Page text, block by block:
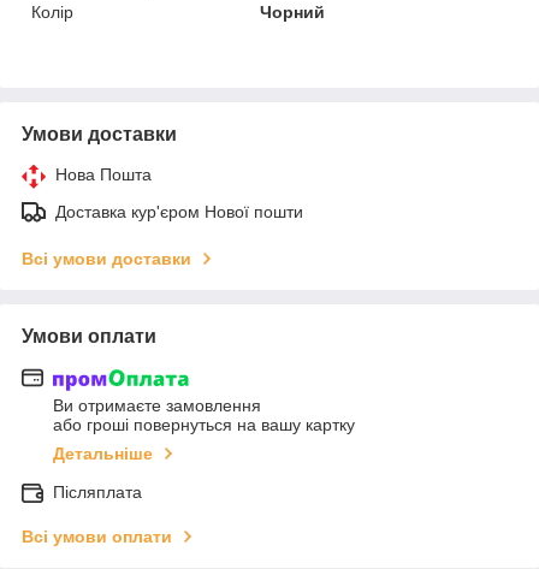
Колір
Чорний
Умови доставки
Нова Пошта
Доставка кур'єром Нової пошти
Всі умови доставки
Умови оплати
Ви отримаєте замовлення
або гроші повернуться на вашу картку
Детальніше
Післяплата
Всі умови оплати